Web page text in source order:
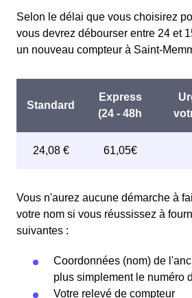
Selon le délai que vous choisirez
vous devrez débourser entre 24 et
un nouveau compteur à Saint-
Vous n'aurez aucune démarche à
votre nom si vous réussissez à
suivantes :
Coordonnées (nom) de
plus simplement le numéro
Votre relevé de compteur